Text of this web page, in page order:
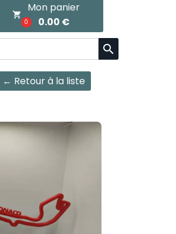
local_grocery_store
0
Mon panier
0.00 €
search
← Retour à la liste